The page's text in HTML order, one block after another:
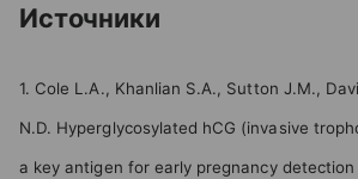
Источники
1. Cole L.A., Khanlian S.A., Sutton J.M.,
N.D. Hyperglycosylated hCG (invasive
a key antigen for early pregnancy